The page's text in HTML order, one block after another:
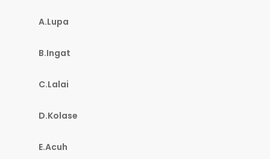
A.Lupa
B.Ingat
C.Lalai
D.Kolase
E.Acuh